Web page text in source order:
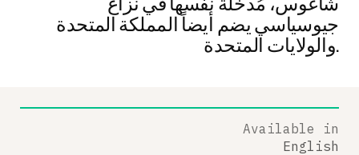
جيوسياسي يضم أيضاً المملكة المتحدة
والولايات المتحدة.
Available in
English